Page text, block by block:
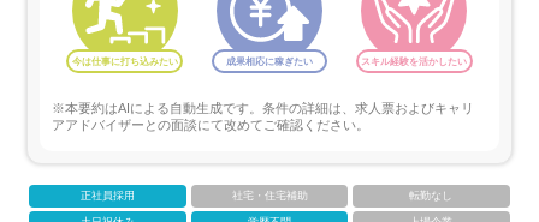
今は仕事に打ち込みたい 成果相応に稼ぎたい スキル経験を活かしたい
※本要約はAIによる自動生成です。条件の詳細は、求人票およびキャリ
アアドバイザーとの面談にて改めてご確認ください。
正社員採用 社宅・住宅補助 転勤なし